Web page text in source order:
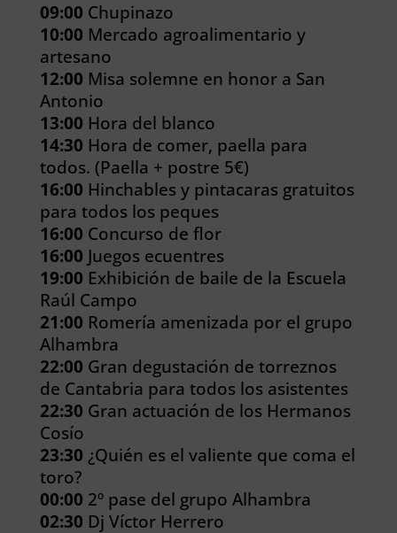
09:00 Chupinazo
10:00 Mercado agroalimentario y
artesano
12:00 Misa solemne en honor a San
Antonio
13:00 Hora del blanco
14:30 Hora de comer, paella para
todos. (Paella + postre 5€)
16:00 Hinchables y pintacaras gratuitos
para todos los peques
16:00 Concurso de flor
16:00 Juegos ecuentres
19:00 Exhibición de baile de la Escuela
Raúl Campo
21:00 Romería amenizada por el grupo
Alhambra
22:00 Gran degustación de torreznos
de Cantabria para todos los asistentes
22:30 Gran actuación de los Hermanos
Cosío
23:30 ¿Quién es el valiente que coma el
toro?
00:00 2º pase del grupo Alhambra
02:30 Dj Víctor Herrero